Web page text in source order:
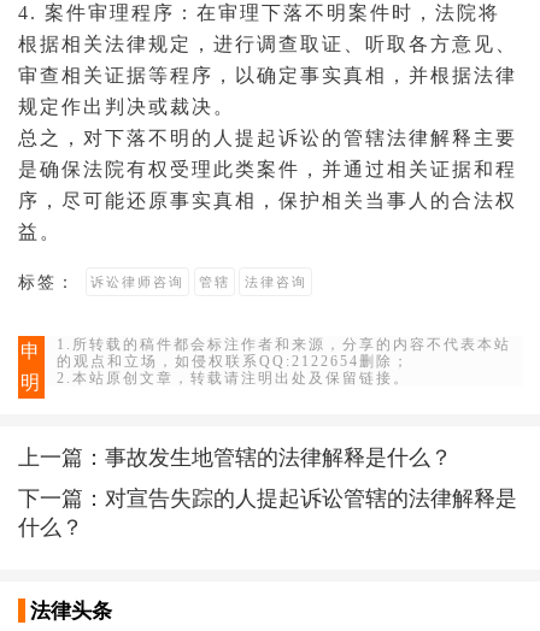
4. 案件审理程序：在审理下落不明案件时，法院将
根据相关法律规定，进行调查取证
、听取各方意见、
审查相关证据等程序，以确定事实真相，并根据法律
规定作出 判决或裁决。
总之，对下落不明的人提起诉讼的管辖法律解释主要
是确保法院有权受理此类案件，并通过相关证据和程
序，尽可能还原事实真相，保护相关当事人的合法权
益。
标签： 诉讼律师咨询 管辖 法律咨询
申
明
1.所转载的稿件都会标注作者和来源，分享的内容不代表本站
的观点和立场，如侵权联系QQ:2122654删除；
2.本站原创文章，转载请注明出处及保留链接。
上一篇：事故发生地管辖的法律解释是什么？
下一篇： 对宣告失踪的人提起诉讼管辖的法律解释是
什么？
法律头条